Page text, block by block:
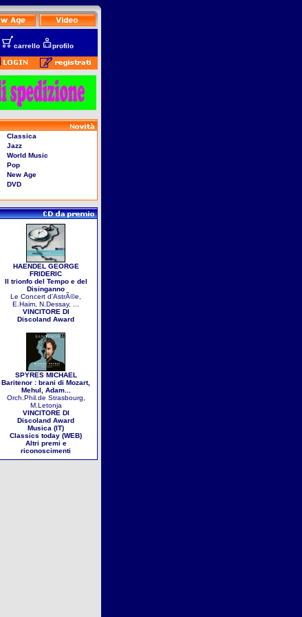
carrello profilo
Classica
Jazz
World Music
Pop
New Age
DVD
HAENDEL GEORGE
FRIDERIC
Il trionfo del Tempo e del
Disinganno
Le Concert d'AstrÃ©e,
E.Haim, N.Dessay, ...
VINCITORE DI
Discoland Award
SPYRES MICHAEL
Baritenor : brani di Mozart,
Mehul, Adam...
Orch.Phil.de Strasbourg,
M.Letonja
VINCITORE DI
Discoland Award
Musica (IT)
Classics today (WEB)
Altri premi e
riconoscimenti